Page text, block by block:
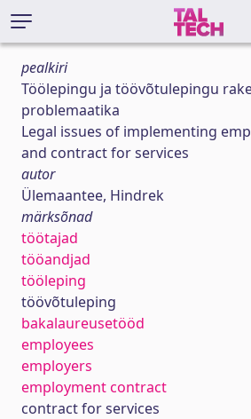
pealkiri
Töölepingu ja töövõtulepingu
problemaatika
Legal issues of implementing
and contract for services
autor
Ülemaantee, Hindrek
märksõnad
töötajad
tööandjad
tööleping
töövõtuleping
bakalaureusetööd
employees
employers
employment contract
contract for services